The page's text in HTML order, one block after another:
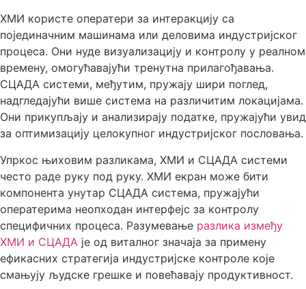
ХМИ користе оператери за интеракцију са
појединачним машинама или деловима индустријског
процеса. Они нуде визуализацију и контролу у реалном
времену, омогућавајући тренутна прилагођавања.
СЦАДА системи, међутим, пружају шири поглед,
надгледајући више система на различитим локацијама.
Они прикупљају и анализирају податке, пружајући увид
за оптимизацију целокупног индустријског пословања.
Упркос њиховим разликама, ХМИ и СЦАДА системи
често раде руку под руку. ХМИ екран може бити
компонента унутар СЦАДА система, пружајући
оператерима неопходан интерфејс за контролу
специфичних процеса. Разумевање разлика између
ХМИ и СЦАДА је од виталног значаја за примену
ефикасних стратегија индустријске контроле које
смањују људске грешке и повећавају продуктивност.